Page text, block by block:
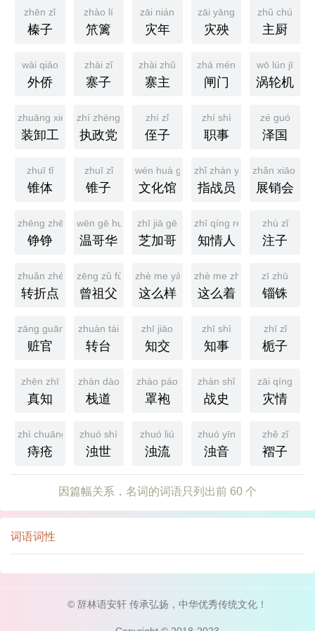
zhēn zǐ
榛子
zhào lí
笊篱
zāi nián
灾年
zāi yāng
灾殃
zhǔ chú
主厨
wài qiáo
外侨
zhài zǐ
寨子
zhài zhǔ
寨主
zhá mén
闸门
wō lún jī
涡轮机
zhuāng xiè gōng
装卸工
zhí zhèng dǎng
执政党
zhí zǐ
侄子
zhí shì
职事
zé guó
泽国
zhuī tǐ
锥体
zhuī zǐ
锥子
wén huà guǎn
文化馆
zhǐ zhàn yuán
指战员
zhǎn xiāo huì
展销会
zhēng zhēng
铮铮
wēn gē huá
温哥华
zhī jiā gē
芝加哥
zhī qíng rén
知情人
zhù zǐ
注子
zhuǎn zhé diǎn
转折点
zēng zǔ fù
曾祖父
zhè me yàng
这么样
zhè me zhāo
这么着
zī zhū
锱铢
zāng guān
赃官
zhuàn tái
转台
zhī jiāo
知交
zhī shì
知事
zhī zǐ
栀子
zhēn zhī
真知
zhàn dào
栈道
zhào páo
罩袍
zhàn shǐ
战史
zāi qíng
灾情
zhì chuāng
痔疮
zhuó shì
浊世
zhuó liú
浊流
zhuó yīn
浊音
zhě zǐ
褶子
因篇幅关系，名词的词语只列出前 60 个
词语词性
© 辞林语安轩 传承弘扬，中华优秀传统文化！